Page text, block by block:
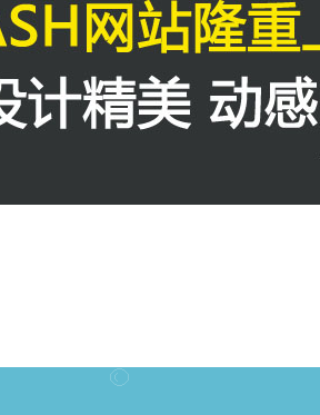
| 关于我们 | 联系方